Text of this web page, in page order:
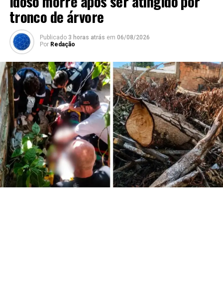
tronco de árvore
Publicado 3 horas atrás em 06/08/2026
Por Redação